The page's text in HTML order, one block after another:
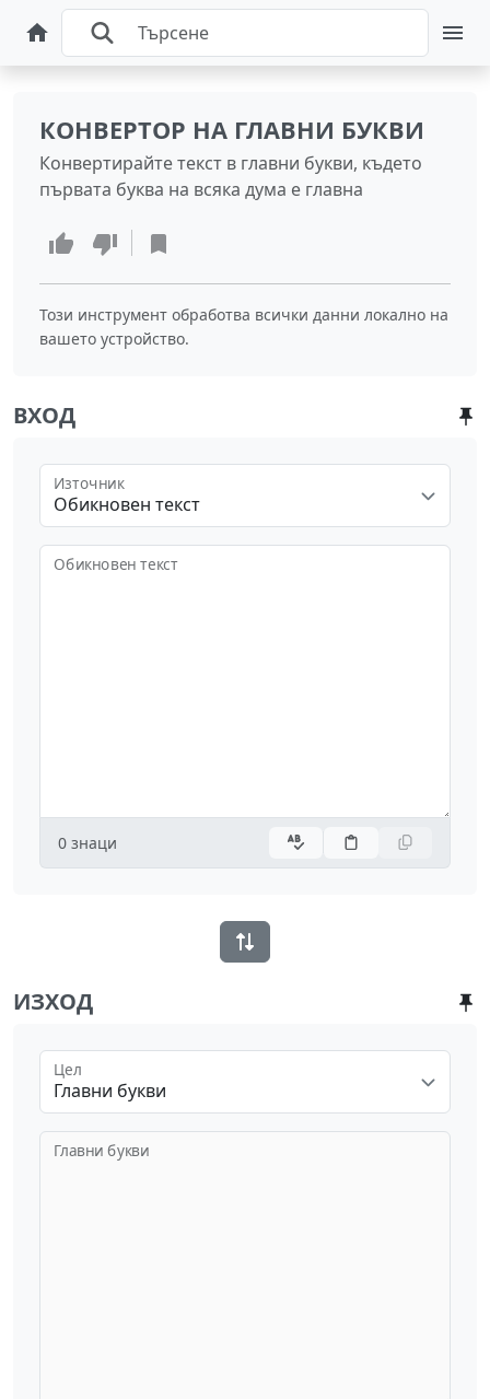
КОНВЕРТОР НА ГЛАВНИ БУКВИ
Конвертирайте текст в главни букви, където
първата буква на всяка дума е главна
Този инструмент обработва всички данни локално на
вашето устройство.
ВХОД
Обикновен текст
Източник
Обикновен текст
0 знаци
ИЗХОД
Главни букви
Цел
Главни букви